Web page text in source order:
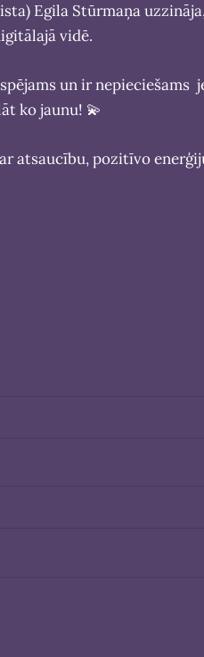
Egila Stūrmaņa
vidē.
un ir nepieciešams
ko jaunu! 💫
atsaucību, pozitīvo